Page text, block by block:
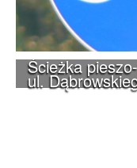
Ścieżka
ul.